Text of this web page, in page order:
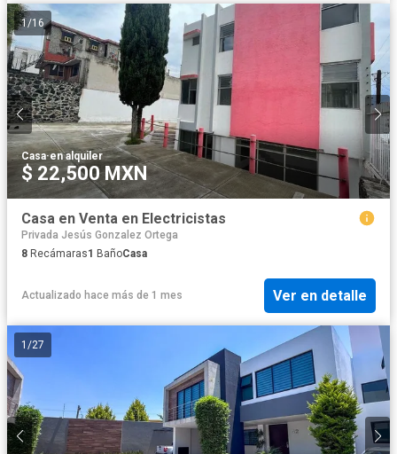
1 /16
Casa·en alquiler
$ 22,500 MXN
Casa en Venta en Electricistas
Privada Jesús Gonzalez Ortega
8 Recámaras1 BañoCasa
Actualizado hace más de 1 mes Ver en detalle
1 /27